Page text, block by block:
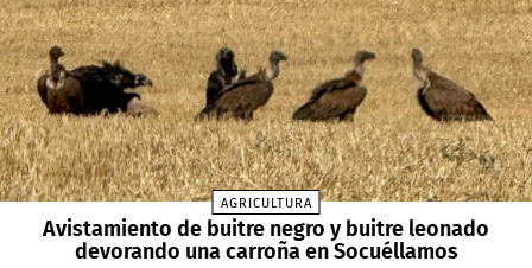
AGRICULTURA
Avistamiento de buitre negro y buitre leonado
devorando una carroña en Socuéllamos